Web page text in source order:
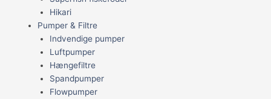
Hikari
Pumper & Filtre
Indvendige pumper
Luftpumper
Hængefiltre
Spandpumper
Flowpumper